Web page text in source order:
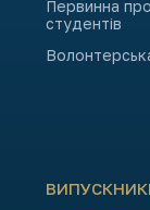
Первинна
студентів